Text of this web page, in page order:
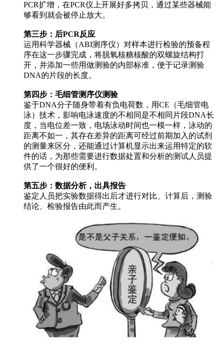
PCR扩增，在PCR仪上开展好多拷贝，通过某些器械能
够看到就会被停止放大。
第三步：后PCR反应
运用科学器械（ABI测序仪）对样本进行检验的预备程
序在这一步骤完成，将脱氧核糖核酸的双螺旋结构打
开，并添加一些用做测验的内部标准，便于记录测验
DNA的片段的长度。
第四步：毛细管测序仪测验
鉴于DNA分子随身带着有负电荷数，用CE（毛细管电
泳）技术，影响电泳速度的不相同是不相同片段DNA长
度，当电位差一致，电场泳动时间也一模一样，泳动的
距离不如一，其存在差异的距离可经过前期加入的试剂
的测量来区分，还能通过计算机显示出来运用特定的软
件的话，为那些需要进行数据处置和分析的测试人员提
供了一个很好的便利。
第五步：数据分析，出具报告
鉴定人员把实验数据得出后才进行对比、计算后，测验
结论、检验报告由此而产生。